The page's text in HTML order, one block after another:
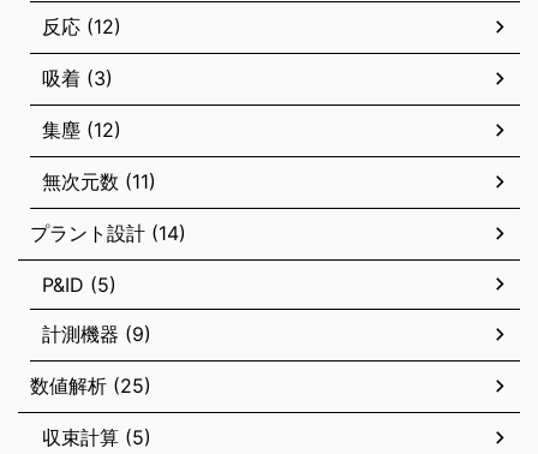
反応 (12)
吸着 (3)
集塵 (12)
無次元数 (11)
プラント設計 (14)
P&ID (5)
計測機器 (9)
数値解析 (25)
収束計算 (5)